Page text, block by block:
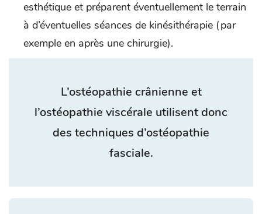
esthétique et préparent éventuellement le terrain
à d’éventuelles séances de kinésithérapie (par
exemple en après une chirurgie).
L’ostéopathie crânienne et
l’ostéopathie viscérale utilisent donc
des techniques d’ostéopathie
fasciale.